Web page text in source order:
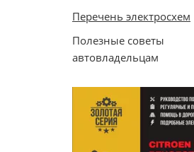
Перечень электросхем
Полезные советы
автовладельцам